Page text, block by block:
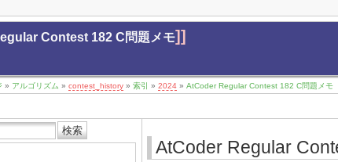
Contest 182 C問題メモ]]
» アルゴリズム » contest_history » 索引 » 2024 » AtCoder Regular Contest 182 C問題メモ
検索
AtCoder Regular